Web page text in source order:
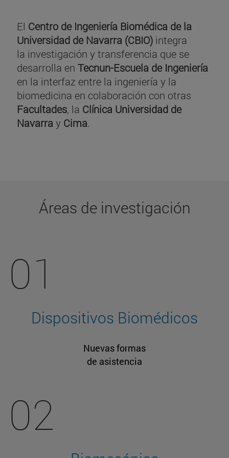
El Centro de Ingeniería Biomédica de la
Universidad de Navarra (CBIO) integra
la investigación y transferencia que se
desarrolla en Tecnun-Escuela de Ingeniería
en la interfaz entre la ingeniería y la
biomedicina en colaboración con otras
Facultades, la Clínica Universidad de
Navarra y Cima.
Áreas de investigación
01
Dispositivos Biomédicos
Nuevas formas
de asistencia
02